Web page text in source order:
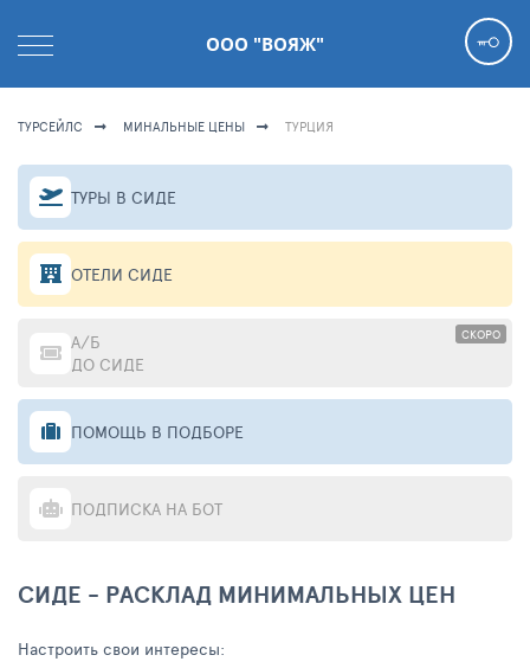
ООО "ВОЯЖ"
ТУРСЕЙЛС МИНАЛЬНЫЕ ЦЕНЫ ТУРЦИЯ
ТУРЫ В СИДЕ
ОТЕЛИ СИДЕ
СКОРО
А/Б
ДО СИДЕ
ПОМОЩЬ В ПОДБОРЕ
ПОДПИСКА НА БОТ
СИДЕ - РАСКЛАД МИНИМАЛЬНЫХ ЦЕН
Настроить свои интересы: